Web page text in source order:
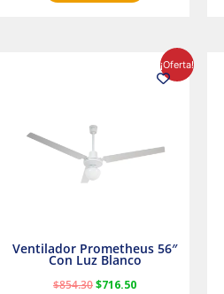
¡Oferta!
Ventilador Prometheus 56″
Con Luz Blanco
$854.30$716.50
precio
actual